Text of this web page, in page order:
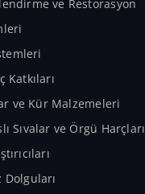
ve Restorasyon
Katkıları
ve Kür Malzemeleri
Sıvalar ve Örgü Harçları
Dolguları